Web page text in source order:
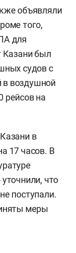
объявляли
того,
для
Казани был
судов с
в воздушной
рейсов на
в
17 часов. В
что
поступали.
меры